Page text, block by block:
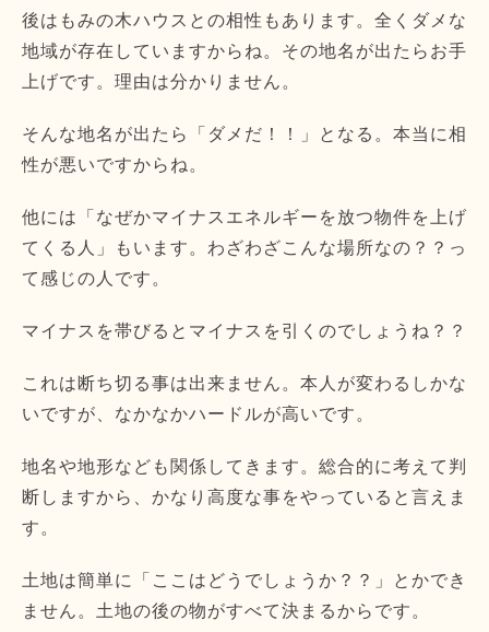
後はもみの木ハウスとの相性もあります。全くダメな
地域が存在していますからね。その地名が出たらお手
上げです。理由は分かりません。
そんな地名が出たら「ダメだ！！」となる。本当に相
性が悪いですからね。
他には「なぜかマイナスエネルギーを放つ物件を上げ
てくる人」もいます。わざわざこんな場所なの？？っ
て感じの人です。
マイナスを帯びるとマイナスを引くのでしょうね？？
これは断ち切る事は出来ません。本人が変わるしかな
いですが、なかなかハードルが高いです。
地名や地形なども関係してきます。総合的に考えて判
断しますから、かなり高度な事をやっていると言えま
す。
土地は簡単に「ここはどうでしょうか？？」とかでき
ません。土地の後の物がすべて決まるからです。